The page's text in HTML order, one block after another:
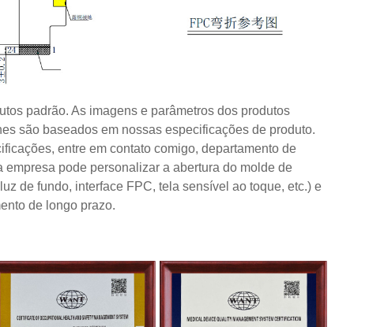
padrão. As imagens e parâmetros dos produtos
são baseados em nossas especificações de produto.
entre em contato comigo, departamento de
pode personalizar a abertura do molde de
de fundo, interface FPC, tela sensível ao toque, etc.) e
de longo prazo.